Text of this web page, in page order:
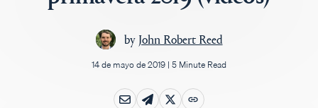
Cartera
Insights
by John Robert Reed
14 de mayo de 2019 | 5 Minute Read